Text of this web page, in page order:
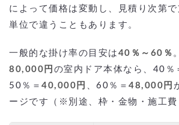
によって価格は変動し、見積り次第
単位で違うこともあります。
一般的な掛け率の目安は 40％～60％
80,000円 の室内ドア本体なら、40％
50％＝ 40,000円 、60％＝ 48,000円
ージです（※別途、枠・金物・施工費